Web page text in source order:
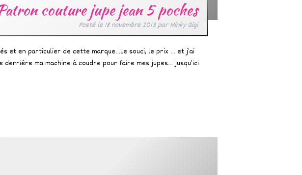
couture jupe jean 5 poches
Posté le18 novembre 2013parMinky Gigi
et en particulier de cette marque…Le souci, le prix … et j’ai
ma machine à coudre pour faire mes jupes… jusqu’ici